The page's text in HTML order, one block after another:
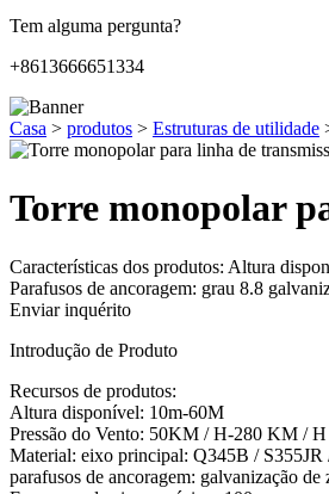
Tem alguma pergunta?
+8613666651334
Casa > produtos > Estruturas de utilidade
Torre monopolar
Características dos produtos: Altura
Parafusos de ancoragem: grau 8.8
Enviar inquérito
Introdução de Produto
Recursos de produtos:
Altura disponível: 10m-60M
Pressão do Vento: 50KM / H-280 KM / H
Material: eixo principal: Q345B /
parafusos de ancoragem: galvanização